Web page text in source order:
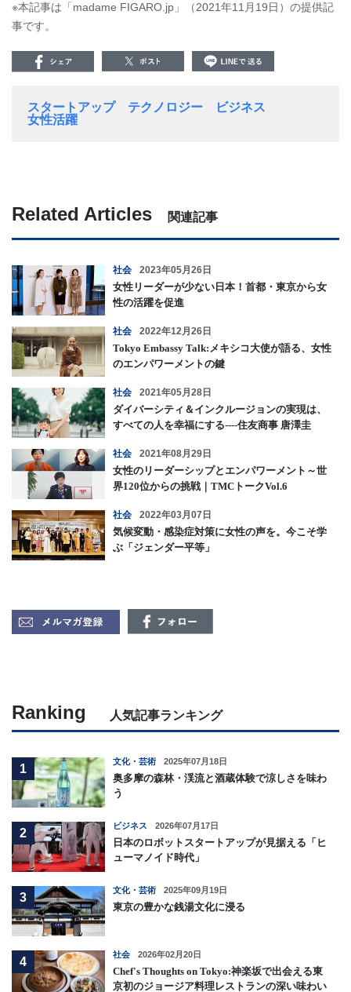
※本記事は「madame FIGARO.jp」（2021年11月19日）の提供記
事です。
スタートアップ テクノロジー
ビジネス
女性活躍
Related Articles 関連記事
社会 2023年05月26日
女性リーダーが少ない日本！首都・東京から女
性の活躍を促進
社会 2022年12月26日
Tokyo Embassy Talk:メキシコ大使が語る、女性
のエンパワーメントの鍵
社会 2021年05月28日
ダイバーシティ＆インクルージョンの実現は、
すべての人を幸福にする----住友商事 唐澤圭
社会 2021年08月29日
女性のリーダーシップとエンパワーメント～世
界120位からの挑戦｜TMCトークVol.6
社会 2022年03月07日
気候変動・感染症対策に女性の声を。今こそ学
ぶ「ジェンダー平等」
Ranking 人気記事ランキング
1
文化・芸術 2025年07月18日
奥多摩の森林・渓流と酒蔵体験で涼しさを味わ
う
2
ビジネス 2026年07月17日
日本のロボットスタートアップが見据える「ヒ
ューマノイド時代」
3
文化・芸術 2025年09月19日
東京の豊かな銭湯文化に浸る
4
社会 2026年02月20日
Chef's Thoughts on Tokyo:神楽坂で出会える東
京初のジョージア料理レストランの深い味わい